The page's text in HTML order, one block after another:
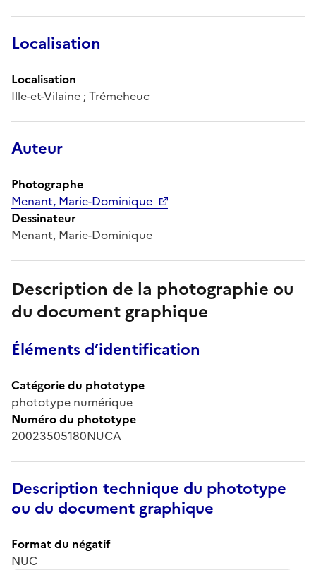
Localisation
Localisation
Ille-et-Vilaine ; Trémeheuc
Auteur
Photographe
Menant, Marie-Dominique
Dessinateur
Menant, Marie-Dominique
Description de la photographie ou
du document graphique
Éléments d’identification
Catégorie du phototype
phototype numérique
Numéro du phototype
20023505180NUCA
Description technique du phototype
ou du document graphique
Format du négatif
NUC